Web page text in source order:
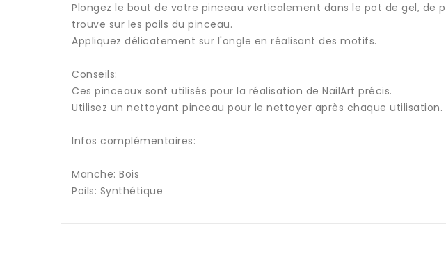
Plongez le bout de votre pinceau verticalement dans le pot de gel,
trouve sur les poils du pinceau.
Appliquez délicatement sur l'ongle en réalisant des motifs.
Conseils:
Ces pinceaux sont utilisés pour la réalisation de NailArt précis.
Utilisez un nettoyant pinceau pour le nettoyer après chaque utilisation.
Infos complémentaires:
Manche: Bois
Poils: Synthétique